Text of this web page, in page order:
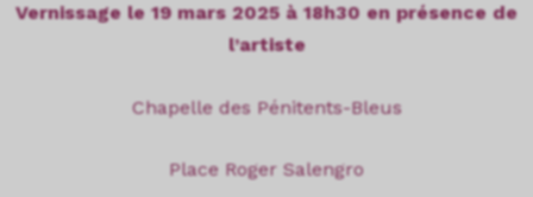
Vernissage le 19 mars 2025 à 18h30 en présence de
l’artiste
Chapelle des Pénitents-Bleus
Place Roger Salengro